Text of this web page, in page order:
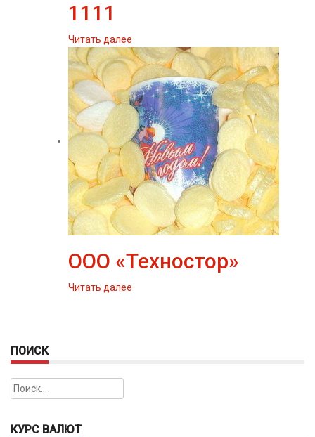
1111
Читать далее
ООО «Техностор»
Читать далее
ПОИСК
Найти:
КУРС ВАЛЮТ